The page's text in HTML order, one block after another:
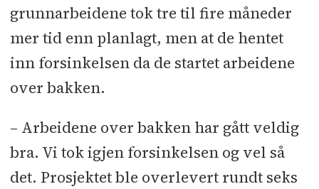
grunnarbeidene tok tre til fire måneder
mer tid enn planlagt, men at de hentet
inn forsinkelsen da de startet arbeidene
over bakken.
– Arbeidene over bakken har gått veldig
bra. Vi tok igjen forsinkelsen og vel så
det. Prosjektet ble overlevert rundt seks